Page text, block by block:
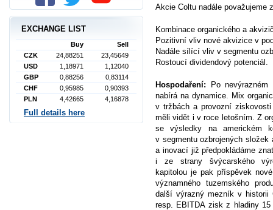
Akcie Coltu nadále považujeme
Kombinace organického a
Pozitivní vliv nové akvizice v
Nadále sílící vliv v segmentu
Rostoucí dividendový potenciál.
Hospodaření: Po nevýrazném
nabírá na dynamice. Mix
v tržbách a provozní
měli vidět i v roce letošním. Z
se výsledky na americkém
v segmentu ozbrojených
a inovací již předpokládáme
i ze strany švýcarského
kapitolou je pak příspěvek
významného tuzemského
další výrazný mezník v historii
resp. EBITDA zisk z hladiny
EXCHANGE LIST
Buy
Sell
CZK
24,88251
23,45649
USD
1,18971
1,12040
GBP
0,88256
0,83114
CHF
0,95985
0,90393
PLN
4,42665 4,16878
Full details here